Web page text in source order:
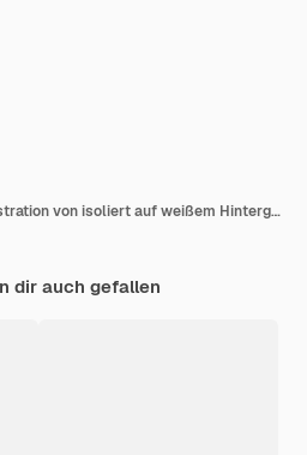
Igel-Vintage-Stichillustration von isoliert auf weißem Hintergrund
dir auch gefallen